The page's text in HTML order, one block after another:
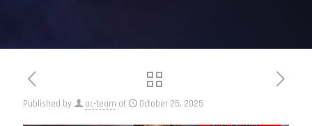
Published by ac-team at October 25, 2025